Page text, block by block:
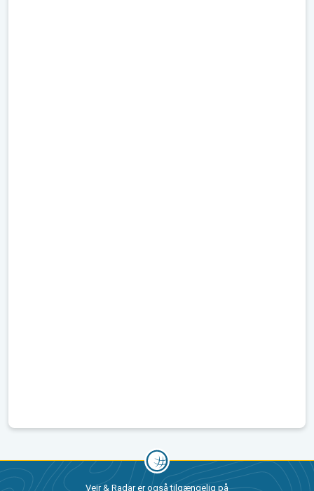
Vejr & Radar er også tilgængelig på